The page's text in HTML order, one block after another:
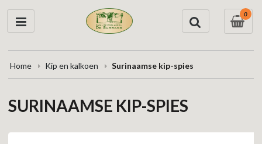
0
Home Kip en kalkoen Surinaamse kip-spies
SURINAAMSE KIP-SPIES